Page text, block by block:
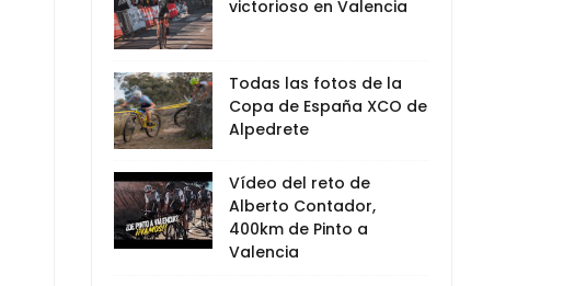
victorioso en Valencia
Todas las fotos de la
Copa de España XCO de
Alpedrete
Vídeo del reto de
Alberto Contador,
400km de Pinto a
Valencia